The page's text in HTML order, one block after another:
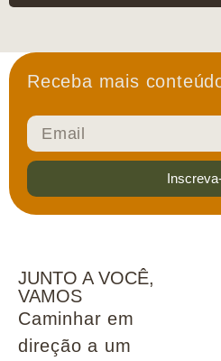
Receba mais
JUNTO A VOCÊ,
VAMOS
Caminhar em
direção a um